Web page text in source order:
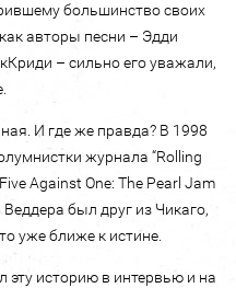
большинство своих
авторы песни – Эдди
– сильно его уважали,
И где же правда? В 1998
журнала “Rolling
Against One: The Pearl Jam
Веддера был друг из Чикаго,
уже ближе к истине.
историю в интервью и на